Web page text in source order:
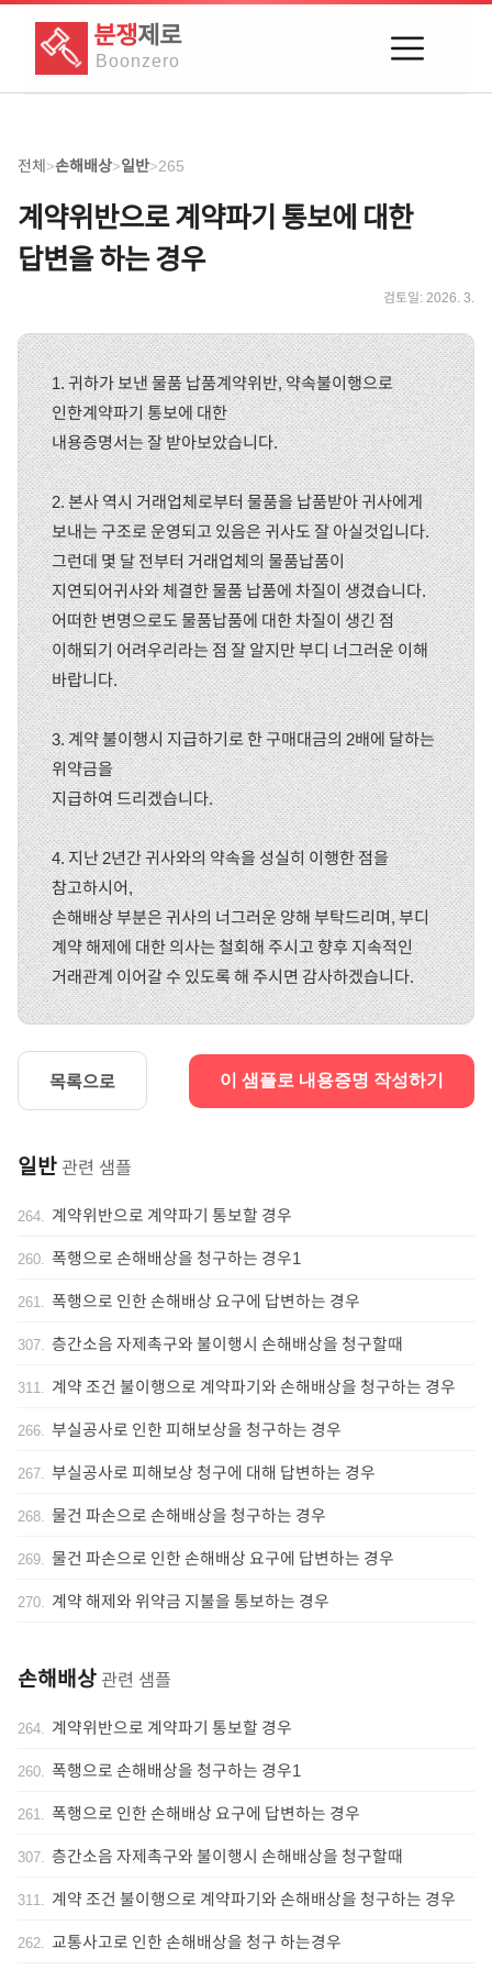
분쟁제로
Boonzero
전체>손해배상>일반>265
계약위반으로 계약파기 통보에 대한
답변을 하는 경우
검토일:2026. 3.
1. 귀하가 보낸 물품 납품계약위반, 약속불이행으로
인한계약파기 통보에 대한
내용증명서는 잘 받아보았습니다.
2. 본사 역시 거래업체로부터 물품을 납품받아 귀사에게
보내는 구조로 운영되고 있음은 귀사도 잘 아실것입니다.
그런데 몇 달 전부터 거래업체의 물품납품이
지연되어귀사와 체결한 물품 납품에 차질이 생겼습니다.
어떠한 변명으로도 물품납품에 대한 차질이 생긴 점
이해되기 어려우리라는 점 잘 알지만 부디 너그러운 이해
바랍니다.
3. 계약 불이행시 지급하기로 한 구매대금의 2배에 달하는
위약금을
지급하여 드리겠습니다.
4. 지난 2년간 귀사와의 약속을 성실히 이행한 점을
참고하시어,
손해배상 부분은 귀사의 너그러운 양해 부탁드리며, 부디
계약 해제에 대한 의사는 철회해 주시고 향후 지속적인
거래관계 이어갈 수 있도록 해 주시면 감사하겠습니다.
목록으로 이 샘플로 내용증명 작성하기
일반 관련 샘플
264. 계약위반으로 계약파기 통보할 경우
260. 폭행으로 손해배상을 청구하는 경우1
261. 폭행으로 인한 손해배상 요구에 답변하는 경우
307. 층간소음 자제촉구와 불이행시 손해배상을 청구할때
311. 계약 조건 불이행으로 계약파기와 손해배상을 청구하는 경우
266. 부실공사로 인한 피해보상을 청구하는 경우
267. 부실공사로 피해보상 청구에 대해 답변하는 경우
268. 물건 파손으로 손해배상을 청구하는 경우
269. 물건 파손으로 인한 손해배상 요구에 답변하는 경우
270. 계약 해제와 위약금 지불을 통보하는 경우
손해배상 관련 샘플
264. 계약위반으로 계약파기 통보할 경우
260. 폭행으로 손해배상을 청구하는 경우1
261. 폭행으로 인한 손해배상 요구에 답변하는 경우
307. 층간소음 자제촉구와 불이행시 손해배상을 청구할때
311. 계약 조건 불이행으로 계약파기와 손해배상을 청구하는 경우
262. 교통사고로 인한 손해배상을 청구 하는경우